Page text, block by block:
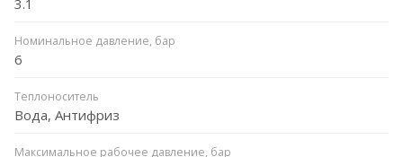
Номинальное давление, бар
6
Теплоноситель
Вода, Антифриз
Максимальное рабочее давление, бар